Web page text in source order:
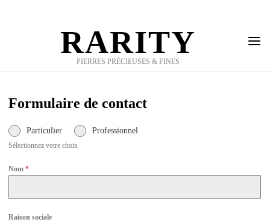
RARITY
PIERRES PRÉCIEUSES & FINES
Formulaire de contact
Particulier Professionnel
Sélectionnez votre choix
Nom*
Raison sociale